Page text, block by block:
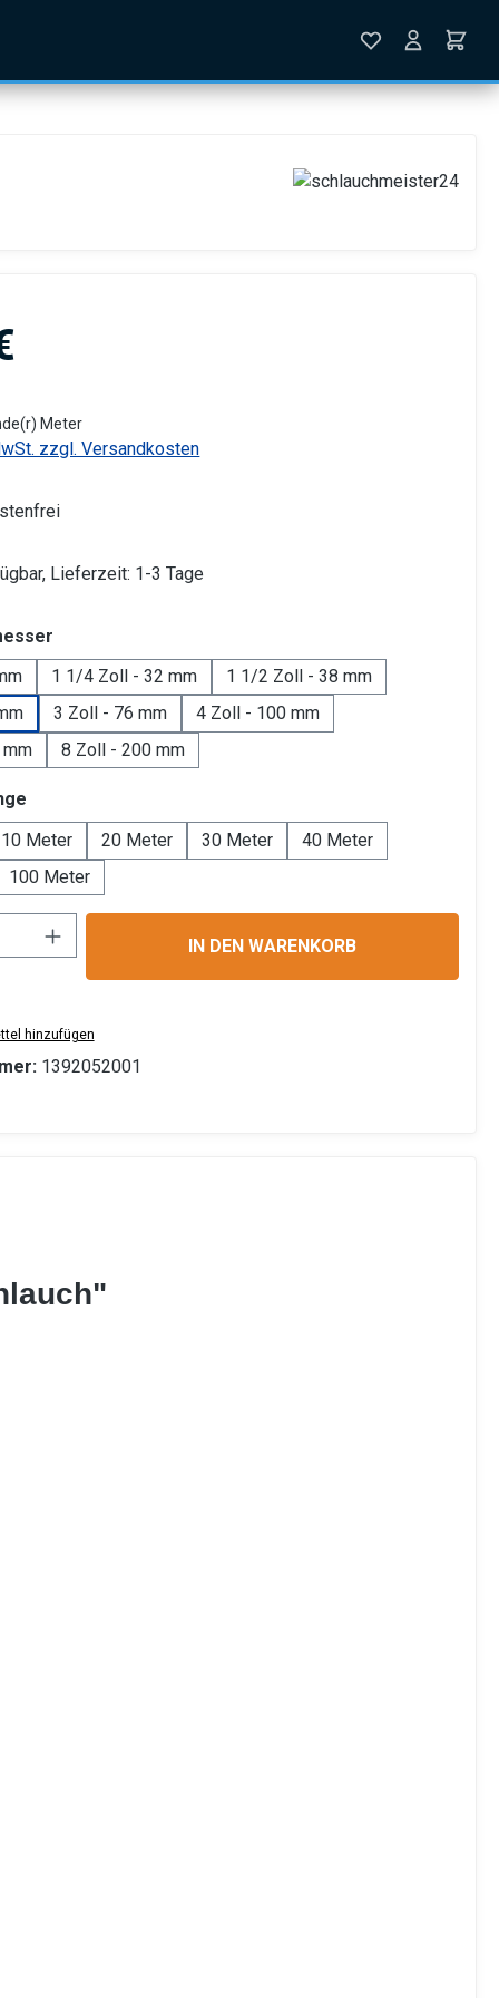
Meter
zzgl. Versandkosten
Lieferzeit: 1-3 Tage
1 1/4 Zoll - 32 mm
1 1/2 Zoll - 38 mm
3 Zoll - 76 mm
4 Zoll - 100 mm
8 Zoll - 200 mm
10 Meter
20 Meter 30 Meter
40 Meter
100 Meter
Gib den gewünschten Wert ein
IN DEN WARENKORB
hinzufügen
1392052001